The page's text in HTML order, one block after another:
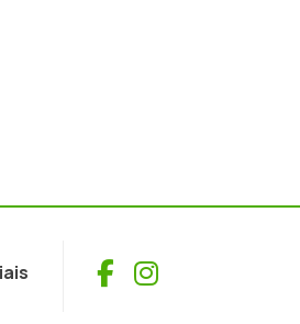
Facebook
Instagram